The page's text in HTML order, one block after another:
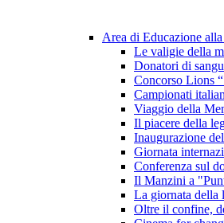
Area di Educazione
Le valigie della
Donatori di
Concorso Lions
Campionati
Viaggio della
Il piacere della
Inaugurazione
Giornata
Conferenza sul
Il Manzini a
La giornata della
Oltre il confine,